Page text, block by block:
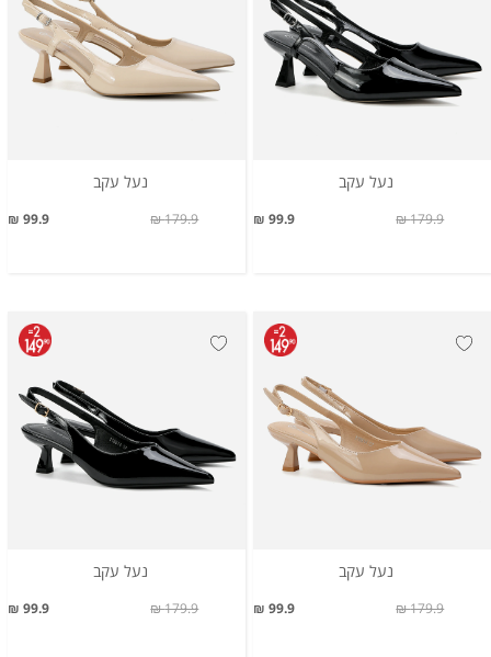
נעל עקב
99.9 ₪ 179.9 ₪
נעל עקב
99.9 ₪ 179.9 ₪
נעל עקב
99.9 ₪ 179.9 ₪
נעל עקב
99.9 ₪ 179.9 ₪